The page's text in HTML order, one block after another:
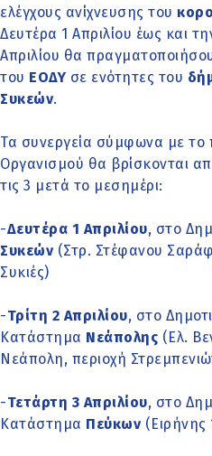
ελέγχους ανίχνευσης του
Δευτέρα 1 Απριλίου έως και
Απριλίου θα
του ΕΟΔΥ σε ενότητες του
Συκεών.
Τα συνεργεία σύμφωνα με το
Οργανισμού θα βρίσκονται
τις 3 μετά το μεσημέρι:
-Δευτέρα 1 Απριλίου, στο
Συκεών (Στρ. Στέφανου
Συκιές)
-Τρίτη 2 Απριλίου, στο
Κατάστημα Νεάπολης (Ελ.
Νεάπολη, περιοχή
-Τετάρτη 3 Απριλίου, στο
Κατάστημα Πεύκων (Ειρήνης